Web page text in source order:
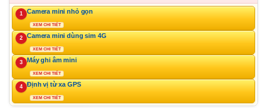
1 Camera mini nhỏ gọn
XEM CHI TIẾT
2 Camera mini dùng sim 4G
XEM CHI TIẾT
3 Máy ghi âm mini
XEM CHI TIẾT
4 Định vị từ xa GPS
XEM CHI TIẾT